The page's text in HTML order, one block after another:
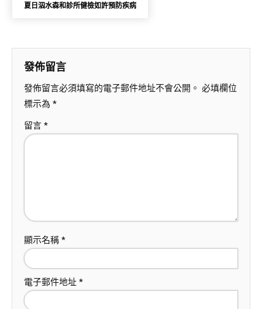
夏日泅水森和診所健檢如許預防疾病
發佈留言
發佈留言必須填寫的電子郵件地址不會公開。 必填欄位
標示為 *
留言 *
顯示名稱 *
電子郵件地址 *